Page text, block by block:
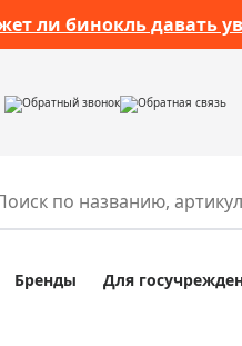
ли бинокль давать
Обратный звонок Обратная связь
Разное
Бренды Для